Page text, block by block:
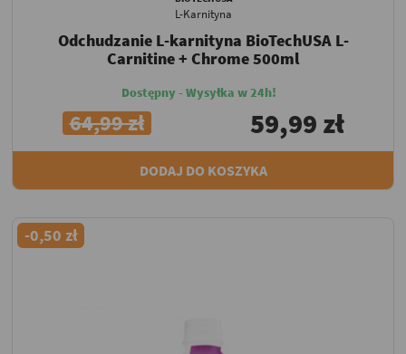
L-Karnityna
Odchudzanie L-karnityna BioTechUSA L-
Carnitine + Chrome 500ml
Dostępny - Wysyłka w 24h!
64,99 zł 59,99 zł
DODAJ DO KOSZYKA
-0,50 zł